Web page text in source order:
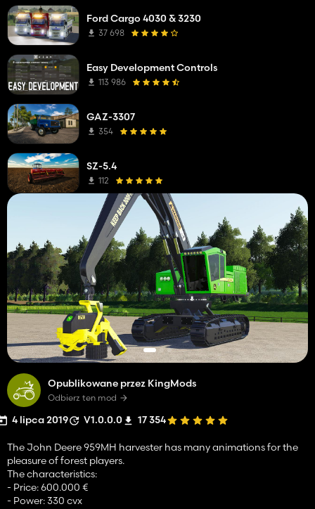
Opublikowane przez KingMods
Odbierz ten mod
4 lipca 2019 V1.0.0.0 17 354
The John Deere 959MH harvester has many animations for the
pleasure of forest players.
The characteristics:
- Price: 600.000 €
- Power: 330 cvx
Ford Cargo 4030 & 3230
37 698
Easy Development Controls
113 986
GAZ-3307
354
SZ-5.4
112